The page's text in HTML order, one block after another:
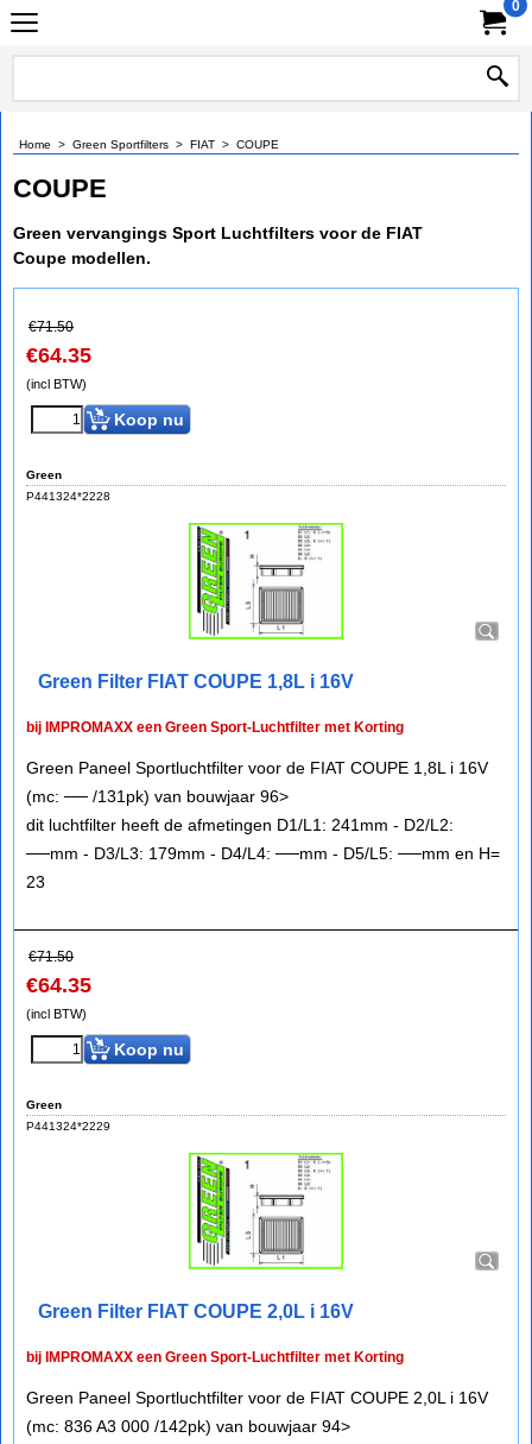
0
Home > Green Sportfilters > FIAT > COUPE
COUPE
Green vervangings Sport Luchtfilters voor de FIAT
Coupe modellen.
€71.50
€64.35
(incl BTW)
Koop nu
Green
P441324*2228
Green Filter FIAT COUPE 1,8L i 16V
bij IMPROMAXX een Green Sport-Luchtfilter met Korting
Green Paneel Sportluchtfilter voor de FIAT COUPE 1,8L i 16V
(mc: ── /131pk) van bouwjaar 96>
dit luchtfilter heeft de afmetingen D1/L1: 241mm - D2/L2:
──mm - D3/L3: 179mm - D4/L4: ──mm - D5/L5: ──mm en H=
23
€71.50
€64.35
(incl BTW)
Koop nu
Green
P441324*2229
Green Filter FIAT COUPE 2,0L i 16V
bij IMPROMAXX een Green Sport-Luchtfilter met Korting
Green Paneel Sportluchtfilter voor de FIAT COUPE 2,0L i 16V
(mc: 836 A3 000 /142pk) van bouwjaar 94>